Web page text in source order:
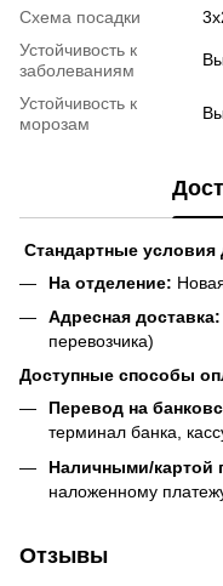
Схема посадки
Устойчивость к
заболеваниям
Устойчивость к
морозам
Стандартные условия
На отделение:
Адресная доставка:
перевозчика)
Доступные способы
Перевод на
терминал банка,
Наличными/картой
наложенному
Отзывы